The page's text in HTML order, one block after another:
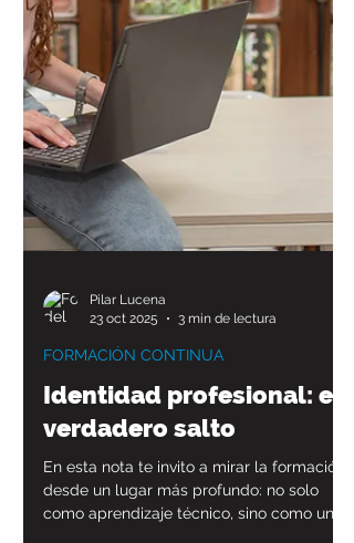
23 oct 2025
3 min de lectura
FORMACIÓN CONTINUA
Identidad profesional: el
verdadero salto
En esta nota te invito a mirar la formación